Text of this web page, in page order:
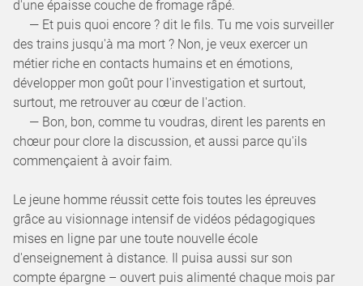
d'une épaisse couche de fromage râpé.
— Et puis quoi encore ? dit le fils. Tu me vois surveiller
des trains jusqu'à ma mort ? Non, je veux exercer un
métier riche en contacts humains et en émotions,
développer mon goût pour l'investigation et surtout,
surtout, me retrouver au cœur de l'action.
— Bon, bon, comme tu voudras, dirent les parents en
chœur pour clore la discussion, et aussi parce qu'ils
commençaient à avoir faim.
Le jeune homme réussit cette fois toutes les épreuves
grâce au visionnage intensif de vidéos pédagogiques
mises en ligne par une toute nouvelle école
d'enseignement à distance. Il puisa aussi sur son
compte épargne – ouvert puis alimenté chaque mois par